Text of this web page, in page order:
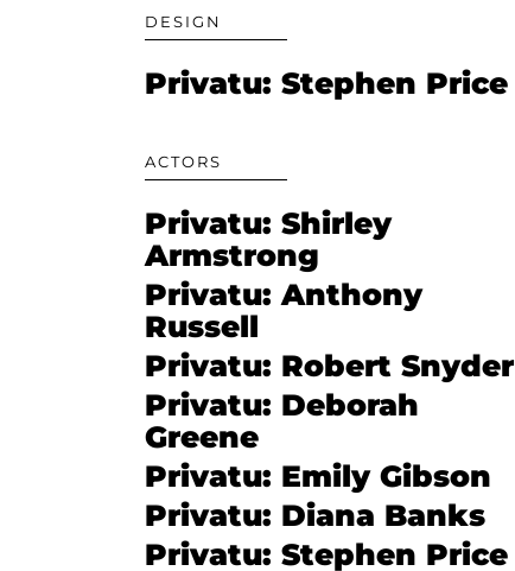
DESIGN
Privatu: Stephen Price
ACTORS
Privatu: Shirley
Armstrong
Privatu: Anthony
Russell
Privatu: Robert Snyder
Privatu: Deborah
Greene
Privatu: Emily Gibson
Privatu: Diana Banks
Privatu: Stephen Price